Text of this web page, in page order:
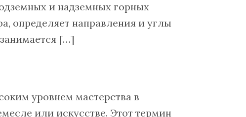
и надземных горных
определяет направления и углы
[…]
уровнем мастерства в
или искусстве. Этот термин